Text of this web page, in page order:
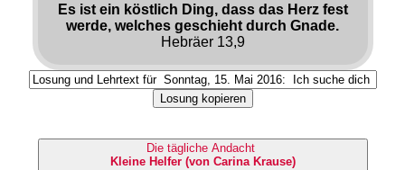
Es ist ein köstlich Ding, dass das Herz fest
werde, welches geschieht durch Gnade.
Hebräer 13,9
Losung kopieren
Die tägliche Andacht
Kleine Helfer (von Carina Krause)